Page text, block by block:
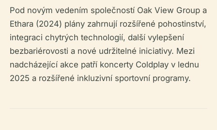
Pod novým vedením společností Oak View Group a
Ethara (2024) plány zahrnují rozšířené pohostinství,
integraci chytrých technologií, další vylepšení
bezbariérovosti a nové udržitelné iniciativy. Mezi
nadcházející akce patří koncerty Coldplay v lednu
2025 a rozšířené inkluzivní sportovní programy.